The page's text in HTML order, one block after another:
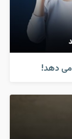
می دهد!